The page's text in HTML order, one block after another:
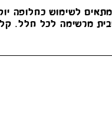
מתאים לשימוש כחלופה
מרשימה לכל חלל.